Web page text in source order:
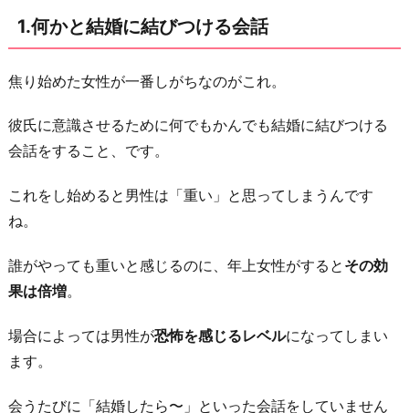
焼
き
過
3.
余
裕
い
発
4.
早
1.何かと結婚に結びつける会話
焦り始めた女性が一番しがちなのがこれ。
彼氏に意識させるために何でもかんでも結婚に結びつける
会話をすること、です。
これをし始めると男性は「重い」と思ってしまうんです
ね。
誰がやっても重いと感じるのに、年上女性がすると その効
果は倍増。
場合によっては男性が恐怖を感じるレベルになってしまい
ます。
会うたびに「結婚したら〜」といった会話をしていません